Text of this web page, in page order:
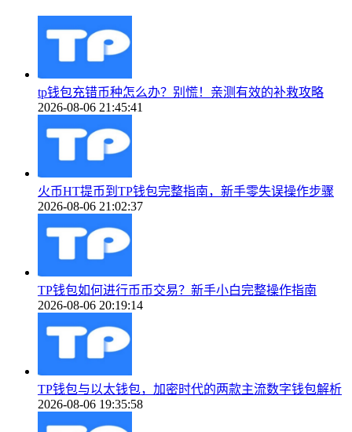
tp钱包充错币种怎么办？别慌！亲测有效的补救攻略
2026-08-06 21:45:41
火币HT提币到TP钱包完整指南，新手零失误操作步骤
2026-08-06 21:02:37
TP钱包如何进行币币交易？新手小白完整操作指南
2026-08-06 20:19:14
TP钱包与以太钱包，加密时代的两款主流数字钱包解析
2026-08-06 19:35:58